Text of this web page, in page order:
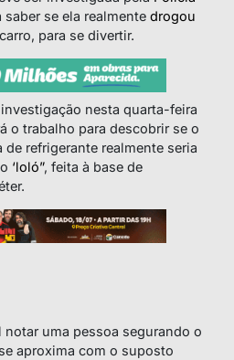
se ela realmente drogou
para se divertir.
nesta quarta-feira
o trabalho para descobrir se o
refrigerante realmente seria
‘loló”, feita à base de
uma pessoa segurando o
aproxima com o suposto